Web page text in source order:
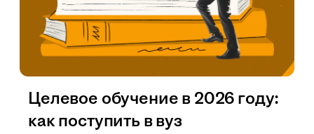
Целевое обучение в 2026 году:
как поступить в вуз